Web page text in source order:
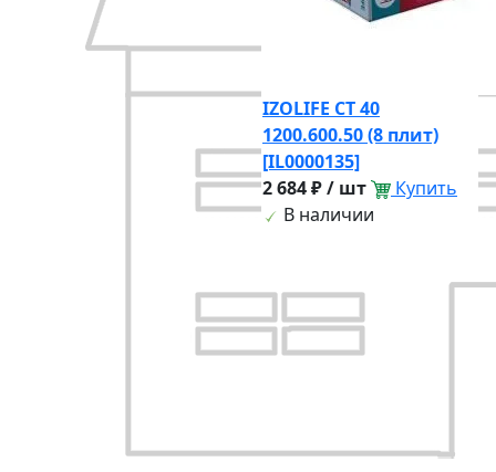
IZOLIFE СТ 40
1200.600.50 (8 плит)
[IL0000135]
2 684 ₽ / шт
Купить
В наличии